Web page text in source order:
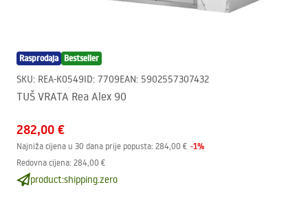
Rasprodaja Bestseller
SKU: REA-K0549ID: 7709EAN: 5902557307432
TUŠ VRATA Rea Alex 90
282,00 €
Najniža cijena u 30 dana prije popusta: 284,00 € -1%
Redovna cijena: 284,00 €
product:shipping.zero